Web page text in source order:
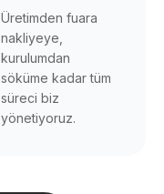
Üretimden fuara
nakliyeye,
kurulumdan
söküme kadar tüm
süreci biz
yönetiyoruz.